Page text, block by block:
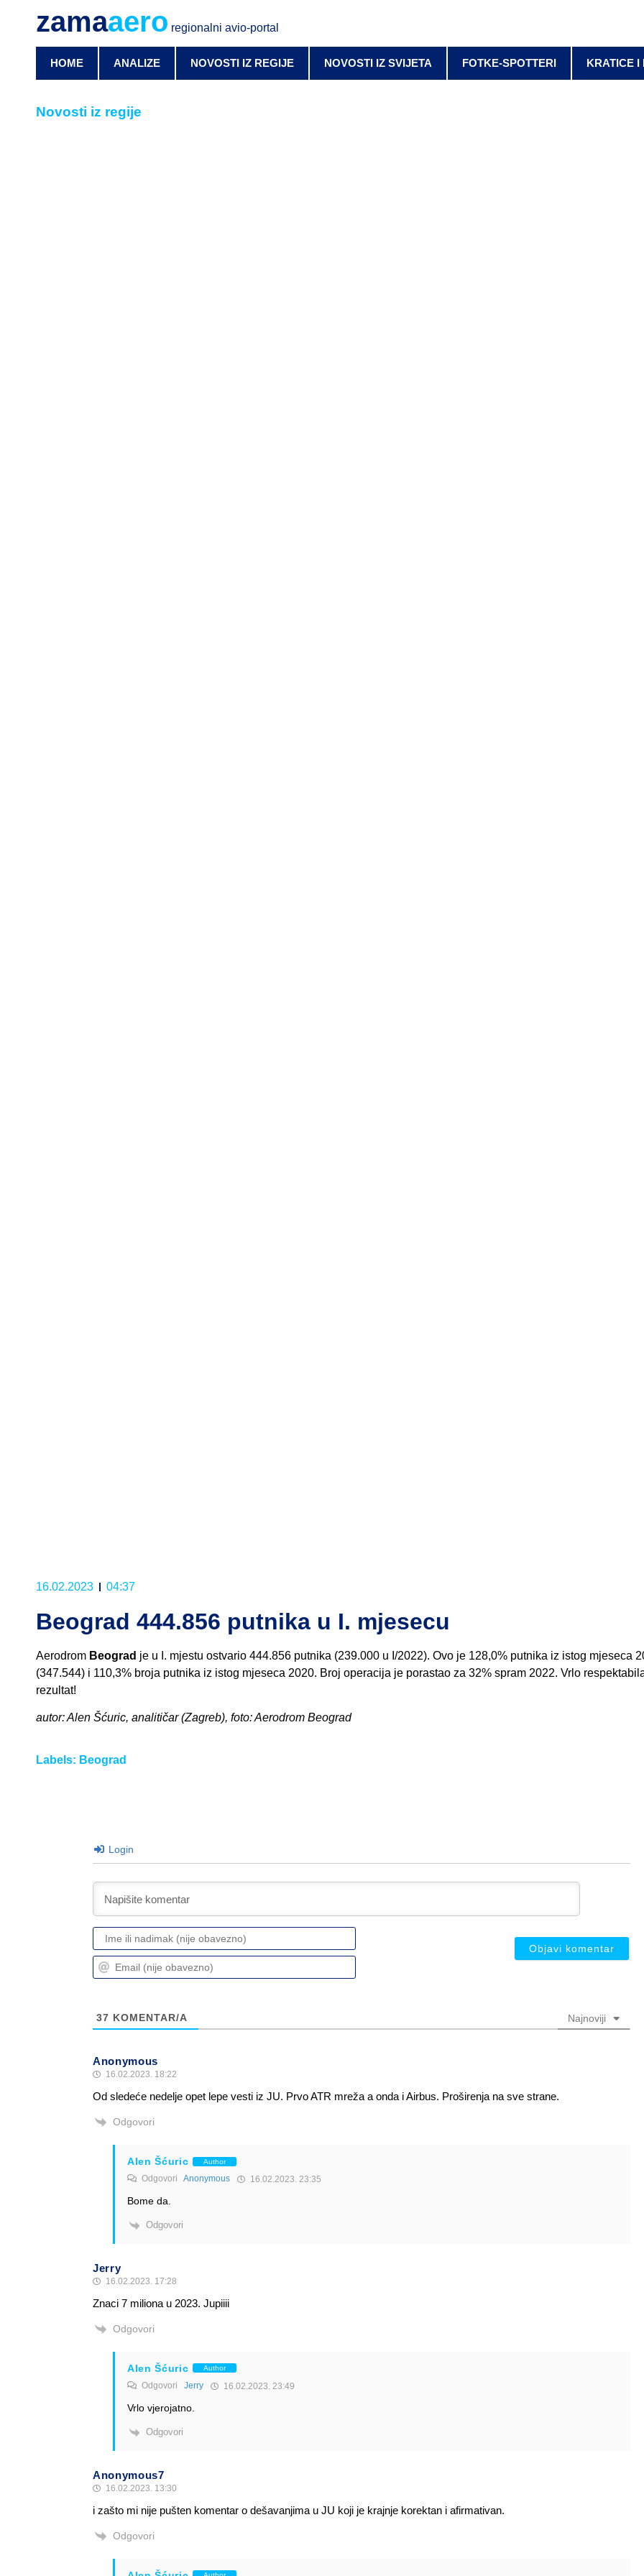
zamaaero regionalni avio-portal
HOME ANALIZE NOVOSTI IZ REGIJE NOVOSTI IZ SVIJETA FOTKE-SPOTTERI KRATICE I
Novosti iz regije
16.02.2023 04:37
Beograd 444.856 putnika u I. mjesecu
Aerodrom Beograd je u I. mjestu ostvario 444.856 putnika (239.000 u I/2022). Ovo je 128,0% putnika iz istog mjeseca
(347.544) i 110,3% broja putnika iz istog mjeseca 2020. Broj operacija je porastao za 32% spram 2022. Vrlo
rezultat!
autor: Alen Šćuric, analitičar (Zagreb), foto: Aerodrom Beograd
Labels: Beograd
Login
Ime
ili
nadimak
Email
(nije
37 KOMENTAR/A Najnoviji
Anonymous
16.02.2023. 18:22
Od sledeće nedelje opet lepe vesti iz JU. Prvo ATR mreža a onda i Airbus. Proširenja na sve strane.
Odgovori
Alen Šćuric Author
Odgovori Anonymous 16.02.2023. 23:35
Bome da.
Odgovori
Jerry
16.02.2023. 17:28
Znaci 7 miliona u 2023. Jupiiii
Odgovori
Alen Šćuric Author
Odgovori Jerry 16.02.2023. 23:49
Vrlo vjerojatno.
Odgovori
Anonymous7
16.02.2023. 13:30
i zašto mi nije pušten komentar o dešavanjima u JU koji je krajnje korektan i afirmativan.
Odgovori